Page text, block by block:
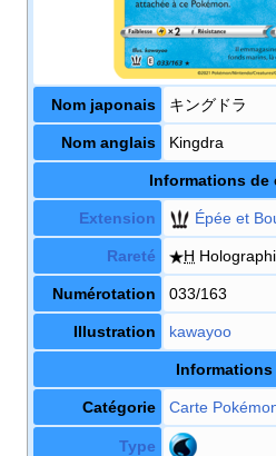
Nom japonais キングドラ
Nom anglais Kingdra
Informations de
Extension Épée et
Rareté H
Numérotation 033/163
Illustration kawayoo
Informations
Catégorie Carte
Type